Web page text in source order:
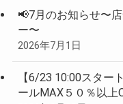
📢7月のお知らせ〜
ー〜
2026年7月1日
【6/23 10:00スター
ールMAX５０％以上